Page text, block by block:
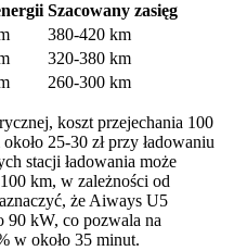
Szacowany zasięg
380-420 km
320-380 km
260-300 km
koszt przejechania 100
25-30 zł przy ładowaniu
stacji ładowania może
km, w zależności od
że Aiways U5
90 kW, co pozwala na
w około 35 minut.